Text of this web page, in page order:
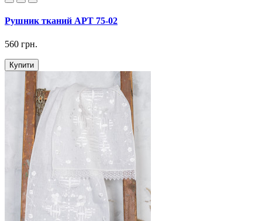
Рушник тканий АРТ 75-02
560 грн.
Купити